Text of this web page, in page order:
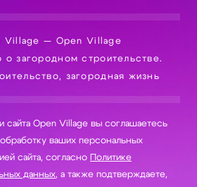
Village — Open Village
загородном строительстве.
загородная жизнь
сайта Open Village вы соглашаетесь
сайта, согласно Политике
данных, а также подтверждаете,